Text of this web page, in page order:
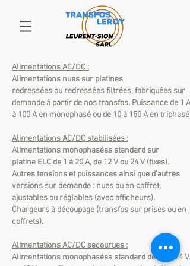
Alimentations AC/DC :
Alimentations nues sur platines
redressées ou redressées filtrées, fabriquées sur
demande à partir de nos transfos. Puissance de 1 A
à 100 A en monophasé ou de 10 à 150 A en triphasé.
Alimentations AC/DC stabilisées :
Alimentations monophasées standard sur
platine ELC de 1 à 20 A, de 12 V ou 24 V (fixes).
Autres tensions et puissances ainsi que d'autres
versions sur demande : nues ou en coffret,
ajustables ou réglables (avec afficheurs).
Chargeurs à découpage (transfos sur prises ou en
coffrets).
Alimentations AC/DC secourues :
Alimentations monophasées standard de 12 V, 24 V,